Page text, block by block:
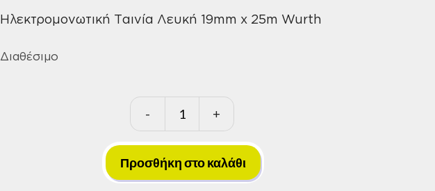
Ηλεκτρομονωτική Ταινία Λευκή 19mm x 25m Wurth
Διαθέσιμο
-
Ηλεκτρομονωτική
Ταινία
Λευκή
19mm
+
Προσθήκη στο καλάθι